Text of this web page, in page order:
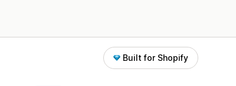
Built for Shopify